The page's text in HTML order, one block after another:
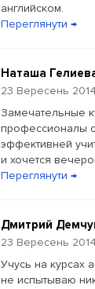
английском.
Переглянути →
Наташа
23 Вересень
Замечательные
профессионалы
эффективней
и хочется
Переглянути →
Дмитрий
23 Вересень
Учусь на курсах
не испытываю